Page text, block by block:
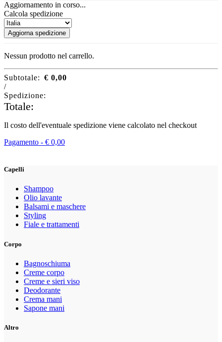
Aggiornamento in corso...
Calcola spedizione
Aggiorna spedizione
Nessun prodotto nel carrello.
Subtotale: € 0,00
/
Spedizione:
Totale:
Il costo dell'eventuale spedizione viene calcolato nel checkout
Pagamento - € 0,00
Capelli
Shampoo
Olio lavante
Balsami e maschere
Styling
Fiale e trattamenti
Corpo
Bagnoschiuma
Creme corpo
Creme e sieri viso
Deodorante
Crema mani
Sapone mani
Altro